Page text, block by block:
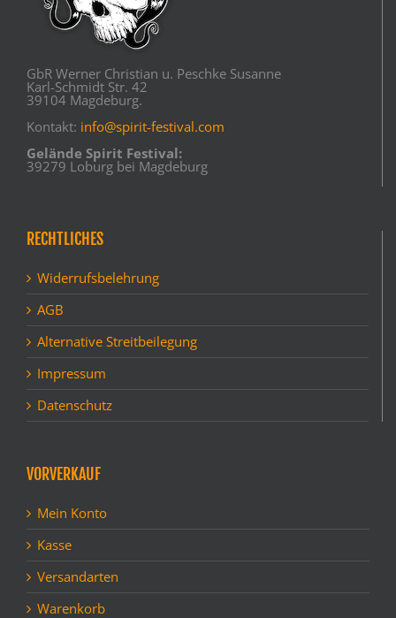
GbR Werner Christian u. Peschke Susanne
Karl-Schmidt Str. 42
39104 Magdeburg.
Kontakt: info@spirit-festival.com
Gelände Spirit Festival:
39279 Loburg bei Magdeburg
RECHTLICHES
Widerrufsbelehrung
AGB
Alternative Streitbeilegung
Impressum
Datenschutz
VORVERKAUF
Mein Konto
Kasse
Versandarten
Warenkorb